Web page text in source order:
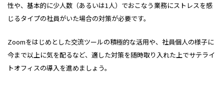
性や、基本的に少人数（あるいは1人）でおこなう業務にストレスを感
じるタイプの社員がいた場合の対策が必要です。
Zoomをはじめとした交流ツールの積極的な活用や、社員個人の様子に
今まで以上に気を配るなど、適した対策を随時取り入れた上でサテライ
トオフィスの導入を進めましょう。